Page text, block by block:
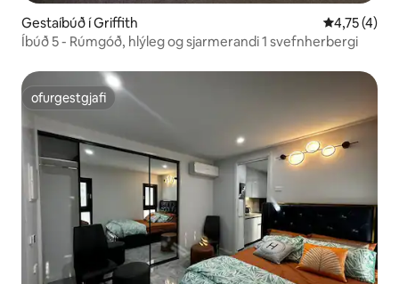
Gestaíbúð í Griffith 4,75 af 5 í
4,75 (4)
Íbúð 5 - Rúmgóð, hlýleg og sjarmerandi 1 svefnherbergi
ofurgestgjafi
ofurgestgjafi